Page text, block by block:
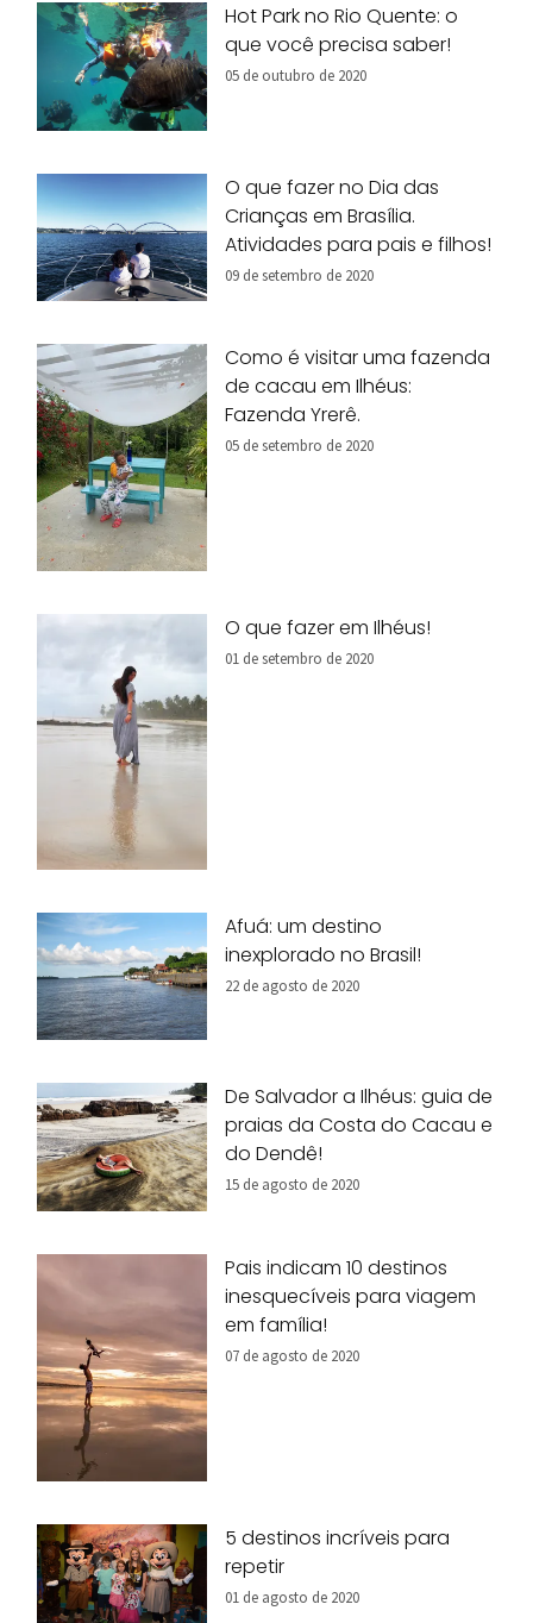
Hot Park no Rio Quente: o
que você precisa saber!
05 de outubro de 2020
O que fazer no Dia das
Crianças em Brasília.
Atividades para pais e filhos!
09 de setembro de 2020
Como é visitar uma fazenda
de cacau em Ilhéus:
Fazenda Yrerê.
05 de setembro de 2020
O que fazer em Ilhéus!
01 de setembro de 2020
Afuá: um destino
inexplorado no Brasil!
22 de agosto de 2020
De Salvador a Ilhéus: guia de
praias da Costa do Cacau e
do Dendê!
15 de agosto de 2020
Pais indicam 10 destinos
inesquecíveis para viagem
em família!
07 de agosto de 2020
5 destinos incríveis para
repetir
01 de agosto de 2020